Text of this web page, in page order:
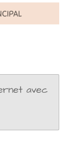
avec